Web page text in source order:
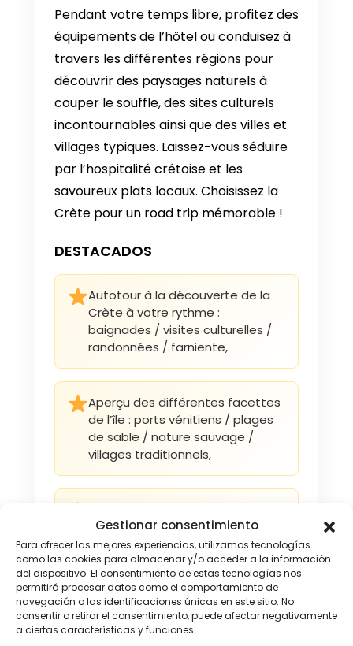
Gestionar consentimiento
Para ofrecer las mejores experiencias, utilizamos tecnologías
como las cookies para almacenar y/o acceder a la información
del dispositivo. El consentimiento de estas tecnologías nos
permitirá procesar datos como el comportamiento de
navegación o las identificaciones únicas en este sitio. No
consentir o retirar el consentimiento, puede afectar negativamente
a ciertas características y funciones.
Desde €988
Desde €993
7 SEP - 17 SEP 2026
8 SEP - 18 SEP 2026
Desde €923
9 SEP - 19 SEP 2026
Desde €880
10 SEP - 20 SEP 2026
Desde €880
11 SEP - 21 SEP 2026
Desde €880
Desde €880
13 SEP - 23 SEP 2026
Desde €870
15 SEP - 25 SEP 2026
16 SEP - 26 SEP 2026
Desde €799
17 SEP - 27 SEP 2026
Pendant votre temps libre, profitez des
équipements de l’hôtel ou conduisez à
travers les différentes régions pour
découvrir des paysages naturels à
couper le souffle, des sites culturels
incontournables ainsi que des villes et
villages typiques. Laissez-vous séduire
par l’hospitalité crétoise et les
savoureux plats locaux. Choisissez la
Crète pour un road trip mémorable !
DESTACADOS
Autotour à la découverte de la
Crète à votre rythme :
baignades / visites culturelles /
randonnées / farniente,
Aperçu des différentes facettes
de l’île : ports vénitiens / plages
de sable / nature sauvage /
villages traditionnels,
voyageurs en quête
d’authenticité
Día 1 — Arrivée à Héraklion